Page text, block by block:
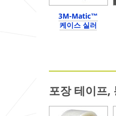
3M-Matic™
케이스 실러
포장 테이프,